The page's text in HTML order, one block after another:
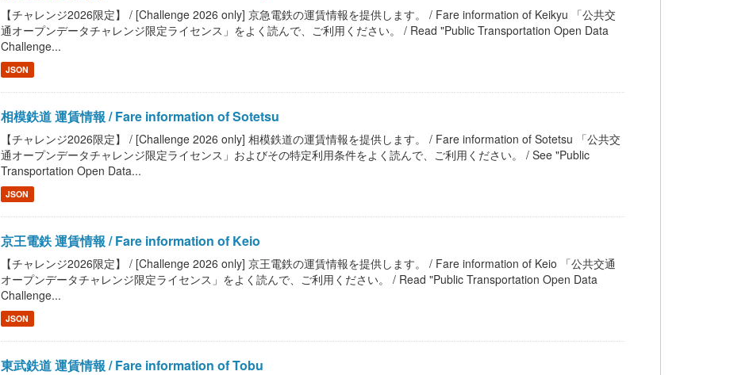
【チャレンジ2026限定】 / [Challenge 2026 only] 京急電鉄の運賃情報を提供します。 / Fare information of Keikyu 「公共交
通オープンデータチャレンジ限定ライセンス」をよく読んで、ご利用ください。 / Read "Public Transportation Open Data
Challenge...
JSON
相模鉄道 運賃情報 / Fare information of Sotetsu
【チャレンジ2026限定】 / [Challenge 2026 only] 相模鉄道の運賃情報を提供します。 / Fare information of Sotetsu 「公共交
通オープンデータチャレンジ限定ライセンス」およびその特定利用条件をよく読んで、ご利用ください。 / See "Public
Transportation Open Data...
JSON
京王電鉄 運賃情報 / Fare information of Keio
【チャレンジ2026限定】 / [Challenge 2026 only] 京王電鉄の運賃情報を提供します。 / Fare information of Keio 「公共交通
オープンデータチャレンジ限定ライセンス」をよく読んで、ご利用ください。 / Read "Public Transportation Open Data
Challenge...
JSON
東武鉄道 運賃情報 / Fare information of Tobu